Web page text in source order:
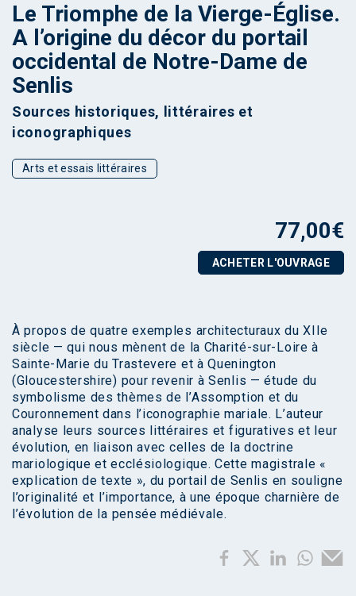
Le Triomphe de la Vierge-Église.
A l’origine du décor du portail
occidental de Notre-Dame de
Senlis
Sources historiques, littéraires et
iconographiques
Arts et essais littéraires
77,00€
ACHETER L'OUVRAGE
À propos de quatre exemples architecturaux du XIIe
siècle — qui nous mènent de la Charité-sur-Loire à
Sainte-Marie du Trastevere et à Quenington
(Gloucestershire) pour revenir à Senlis — étude du
symbolisme des thèmes de l’Assomption et du
Couronnement dans l’iconographie mariale. L’auteur
analyse leurs sources littéraires et figuratives et leur
évolution, en liaison avec celles de la doctrine
mariologique et ecclésiologique. Cette magistrale «
explication de texte », du portail de Senlis en souligne
l’originalité et l’importance, à une époque charnière de
l’évolution de la pensée médiévale.